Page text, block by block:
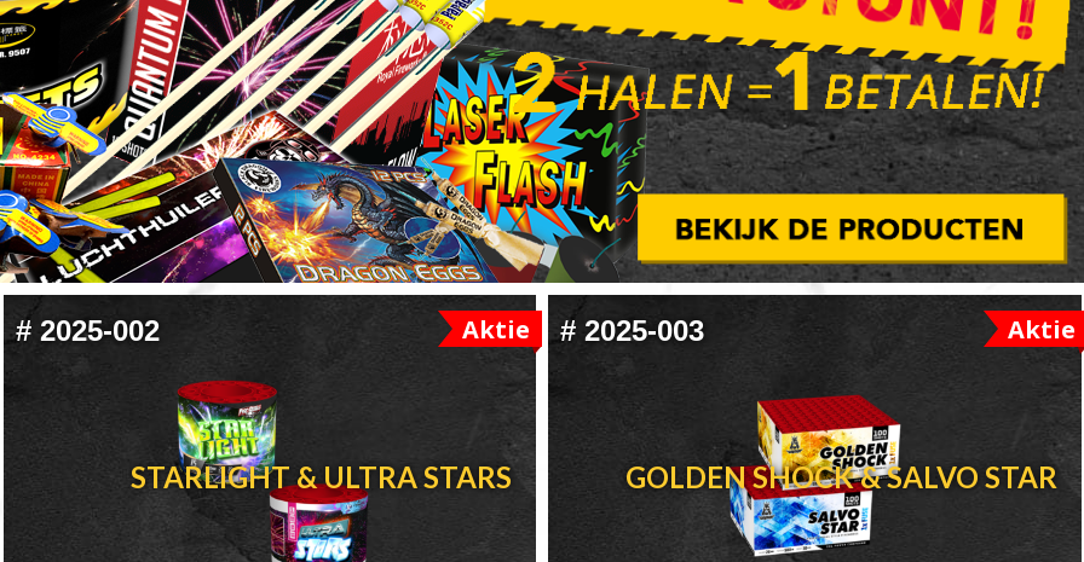
# 2025-002 Aktie
STARLIGHT & ULTRA STARS
#2025-003 Aktie
GOLDEN SHOCK & SALVO STAR